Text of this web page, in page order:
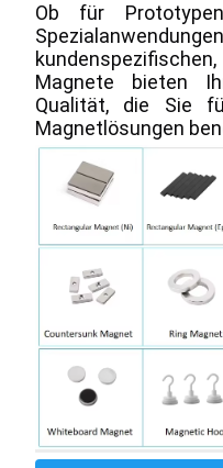
Ob für
Magnete bieten
Qualität, die Sie
Magnetlösungen